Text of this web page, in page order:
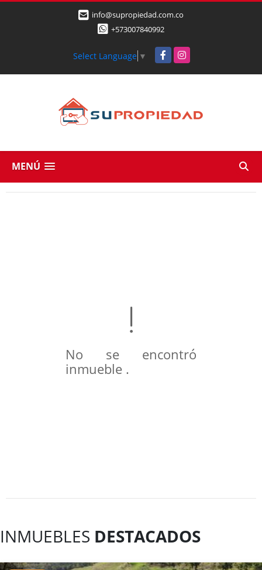
info@supropiedad.com.co
+573007840992
Select Language ▼ FacebookInstagram
MENÚ
No se encontró
inmueble .
INMUEBLES DESTACADOS